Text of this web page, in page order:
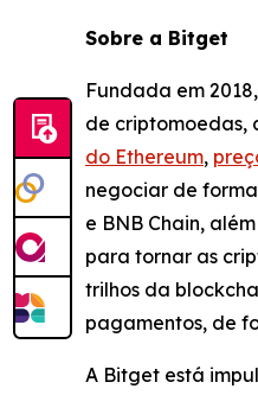
Sobre a Bitget
Fundada em
de criptomoedas,
do Ethereum,
negociar de
e BNB Chain,
para tornar as
trilhos da
pagamentos, de
A Bitget está